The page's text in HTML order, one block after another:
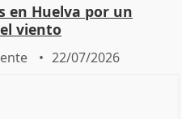
en Huelva por un
viento
22/07/2026